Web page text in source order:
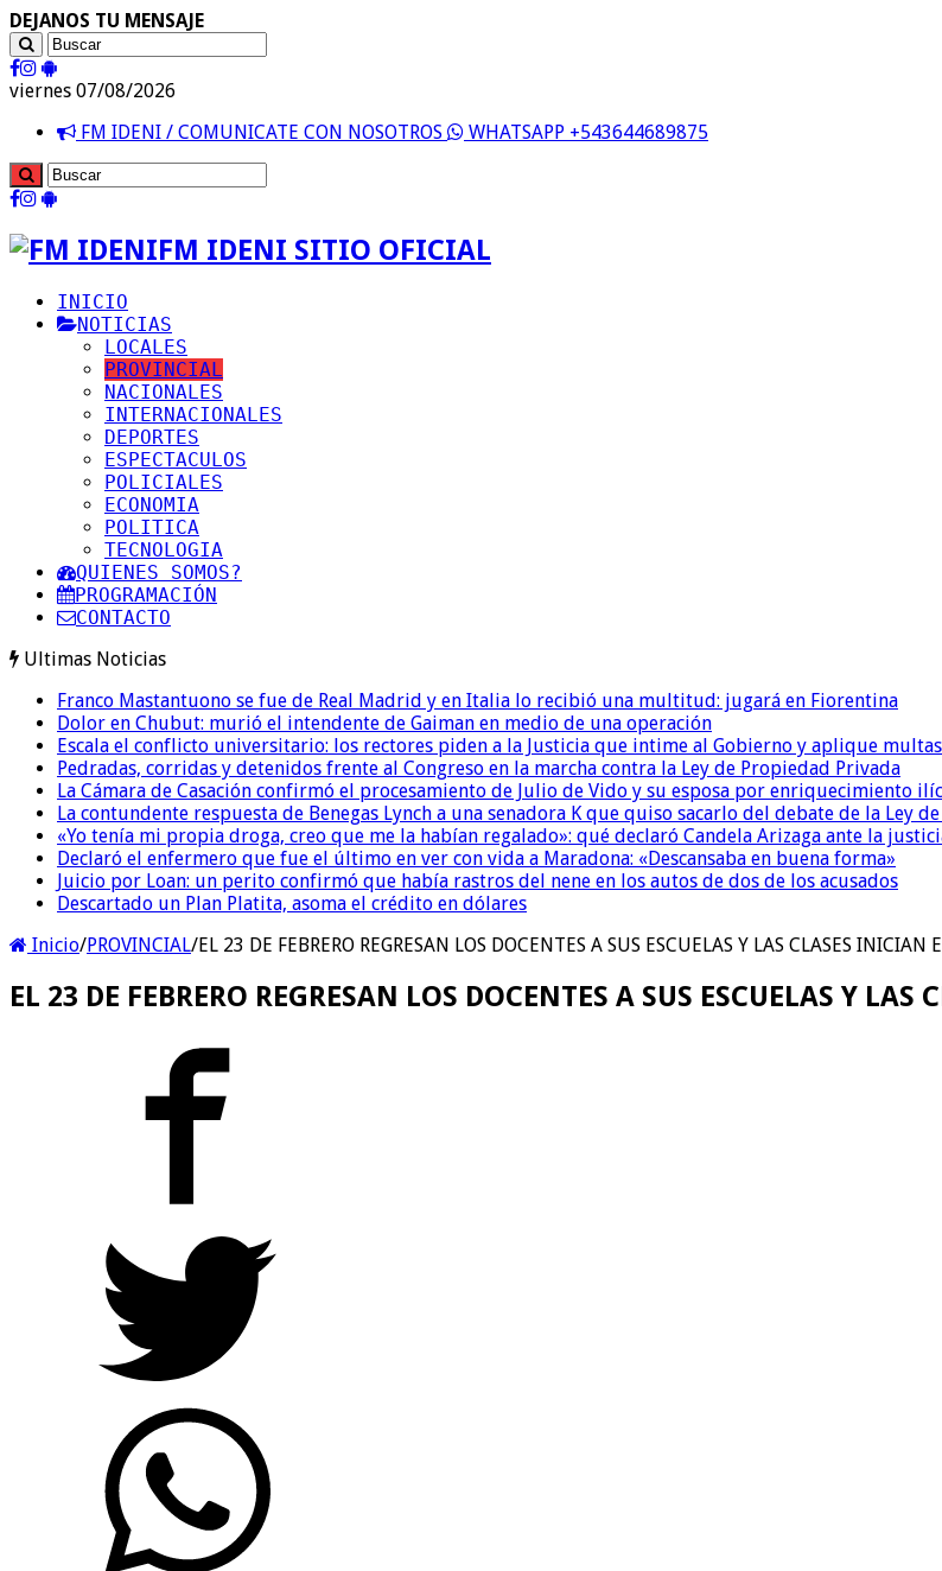
DEJANOS TU MENSAJE
viernes 07/08/2026
FM IDENI / COMUNICATE CON NOSOTROS
WHATSAPP +543644689875
FM IDENI SITIO OFICIAL
INICIO
NOTICIAS
LOCALES
PROVINCIAL
NACIONALES
INTERNACIONALES
DEPORTES
ESPECTACULOS
POLICIALES
ECONOMIA
POLITICA
TECNOLOGIA
QUIENES SOMOS?
PROGRAMACIÓN
CONTACTO
Ultimas Noticias
Franco Mastantuono se fue de Real Madrid y en Italia lo recibió una multitud: jugará en Fiorentina
Dolor en Chubut: murió el intendente de Gaiman en medio de una operación
Escala el conflicto universitario: los rectores piden a la Justicia que intime al Gobierno y aplique
Pedradas, corridas y detenidos frente al Congreso en la marcha contra la Ley de Propiedad Privada
La Cámara de Casación confirmó el procesamiento de Julio de Vido y su esposa por enriquecimiento
La contundente respuesta de Benegas Lynch a una senadora K que quiso sacarlo del debate de la Ley
«Yo tenía mi propia droga, creo que me la habían regalado»: qué declaró Candela Arizaga ante la
Declaró el enfermero que fue el último en ver con vida a Maradona: «Descansaba en buena forma»
Juicio por Loan: un perito confirmó que había rastros del nene en los autos de dos de los acusados
Descartado un Plan Platita, asoma el crédito en dólares
Inicio/PROVINCIAL/EL 23 DE FEBRERO REGRESAN LOS DOCENTES A SUS ESCUELAS Y LAS CLASES INICIAN
EL 23 DE FEBRERO REGRESAN LOS DOCENTES A SUS ESCUELAS Y